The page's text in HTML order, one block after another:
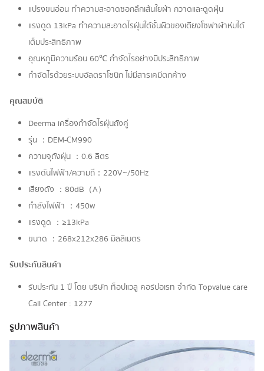
แปรงขนอ่อน ทำความสะอาดซอกลึกเส้นใยผ้า กวาดและดูดฝุ่น
แรงดูด 13kPa ทำความสะอาดไรฝุ่นใต้ชั้นผิวของเตียงโซฟาผ้าห่มได้
เต็มประสิทธิภาพ
อุณหภูมิความร้อน 60℃ กำจัดไรอย่างมีประสิทธิภาพ
กำจัดไรด้วยระบบอัลตราโซนิก ไม่มีสารเคมีตกค้าง
คุณสมบัติ
Deerma เครื่องกำจัดไรฝุ่นถังคู่
รุ่น ：DEM-CM990
ความจุถังฝุ่น ：0.6 ลิตร
แรงดันไฟฟ้า/ความถี่：220V~/50Hz
เสียงดัง ：80dB（A）
กำลังไฟฟ้า ：450w
แรงดูด ：≥13kPa
ขนาด ：268x212x286 มิลลิเมตร
รับประกันสินค้า
รับประกัน 1 ปี โดย บริษัท ท็อปแวลู คอร์ปอเรท จํากัด Topvalue care
Call Center : 1277
รูปภาพสินค้า